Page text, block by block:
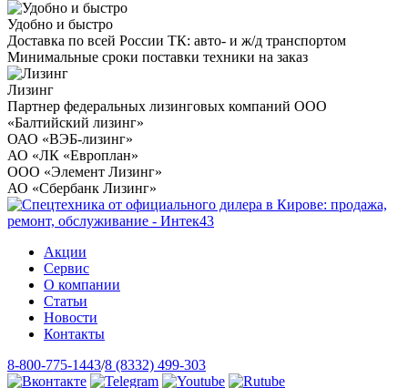
Удобно и быстро
Доставка по всей России ТК: авто- и ж/д транспортом
Минимальные сроки поставки техники на заказ
Лизинг
Партнер федеральных лизинговых компаний ООО
«Балтийский лизинг»
ОАО «ВЭБ-лизинг»
АО «ЛК «Европлан»
ООО «Элемент Лизинг»
АО «Сбербанк Лизинг»
Акции
Сервис
О компании
Статьи
Новости
Контакты
8-800-775-1443/8 (8332) 499-303